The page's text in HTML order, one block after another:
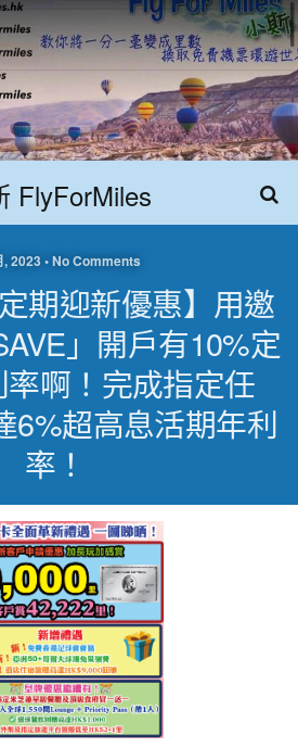
FlyForMiles
, 2023 • No Comments
定期迎新優惠】用邀
」開戶有10%定
啊！完成指定任
6%超高息活期年利
率！